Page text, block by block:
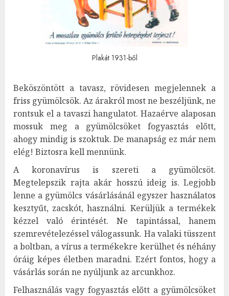
Plakát 1931-ből
Beköszöntött a tavasz, rövidesen megjelennek a
friss gyümölcsök. Az árakról most ne beszéljünk, ne
rontsuk el a tavaszi hangulatot. Hazaérve alaposan
mossuk meg a gyümölcsöket fogyasztás előtt,
ahogy mindig is szoktuk. De manapság ez már nem
elég! Biztosra kell mennünk.
A koronavírus is szereti a gyümölcsöt.
Megtelepszik rajta akár hosszú ideig is. Legjobb
lenne a gyümölcs vásárlásánál egyszer használatos
kesztyűt, zacskót, használni. Kerüljük a termékek
kézzel való érintését. Ne tapintással, hanem
szemrevételezéssel válogassunk. Ha valaki tüsszent
a boltban, a vírus a termékekre kerülhet és néhány
óráig képes életben maradni. Ezért fontos, hogy a
vásárlás során ne nyúljunk az arcunkhoz.
Felhasználás vagy fogyasztás előtt a gyümölcsöket